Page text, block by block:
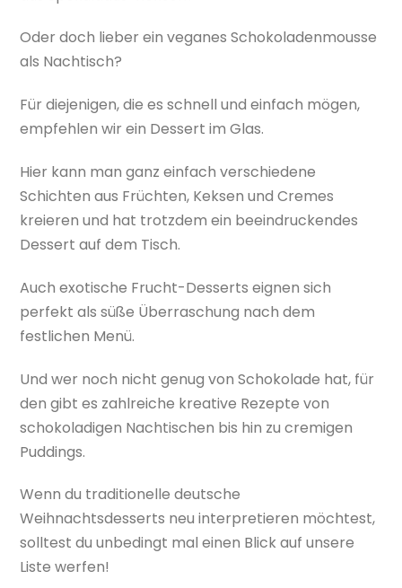
Oder doch lieber ein veganes Schokoladenmousse
als Nachtisch?
Für diejenigen, die es schnell und einfach mögen,
empfehlen wir ein Dessert im Glas.
Hier kann man ganz einfach verschiedene
Schichten aus Früchten, Keksen und Cremes
kreieren und hat trotzdem ein beeindruckendes
Dessert auf dem Tisch.
Auch exotische Frucht-Desserts eignen sich
perfekt als süße Überraschung nach dem
festlichen Menü.
Und wer noch nicht genug von Schokolade hat, für
den gibt es zahlreiche kreative Rezepte von
schokoladigen Nachtischen bis hin zu cremigen
Puddings.
Wenn du traditionelle deutsche
Weihnachtsdesserts neu interpretieren möchtest,
solltest du unbedingt mal einen Blick auf unsere
Liste werfen!